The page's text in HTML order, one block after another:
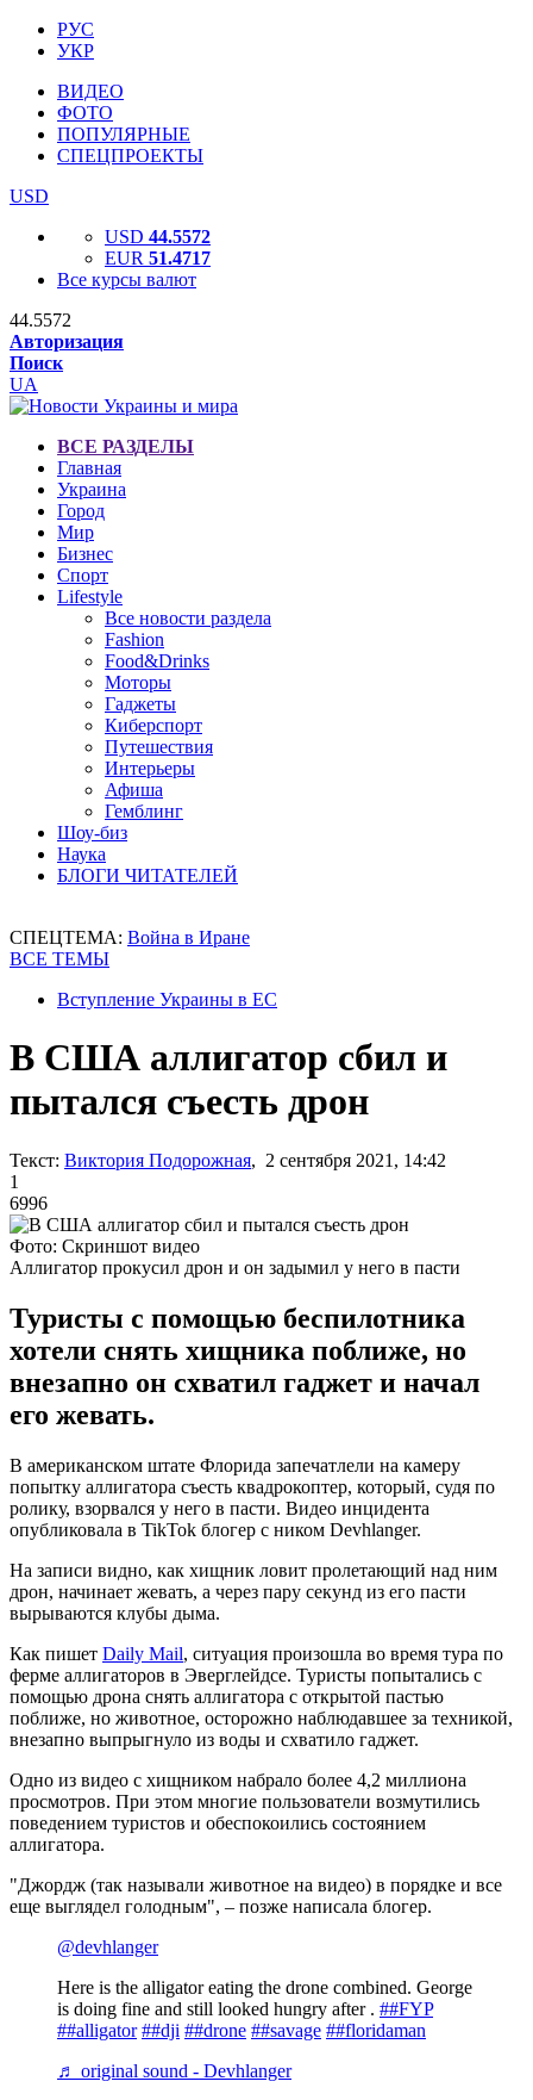
РУС
УКР
ВИДЕО
ФОТО
ПОПУЛЯРНЫЕ
СПЕЦПРОЕКТЫ
USD
USD 44.5572
EUR 51.4717
Все курсы валют
44.5572
Авторизация
Поиск
UA
ВСЕ РАЗДЕЛЫ
Главная
Украина
Город
Мир
Бизнес
Спорт
Lifestyle
Все новости раздела
Fashion
Food&Drinks
Моторы
Гаджеты
Киберспорт
Путешествия
Интерьеры
Афиша
Гемблинг
Шоу-биз
Наука
БЛОГИ ЧИТАТЕЛЕЙ
СПЕЦТЕМА: Война в Иране
ВСЕ ТЕМЫ
Вступление Украины в ЕС
В США аллигатор сбил и
пытался съесть дрон
Текст: Виктория Подорожная, 2 сентября 2021, 14:42
1
6996
Фото: Скриншот видео
Аллигатор прокусил дрон и он задымил у него в пасти
Туристы с помощью беспилотника
хотели снять хищника поближе, но
внезапно он схватил гаджет и начал
его жевать.
В американском штате Флорида запечатлели на камеру
попытку аллигатора съесть квадрокоптер, который, судя по
ролику, взорвался у него в пасти. Видео инцидента
опубликовала в TikTok блогер с ником Devhlanger.
На записи видно, как хищник ловит пролетающий над ним
дрон, начинает жевать, а через пару секунд из его пасти
вырываются клубы дыма.
Как пишет Daily Mail, ситуация произошла во время тура по
ферме аллигаторов в Эверглейдсе. Туристы попытались с
помощью дрона снять аллигатора с открытой пастью
поближе, но животное, осторожно наблюдавшее за техникой,
внезапно выпрыгнуло из воды и схватило гаджет.
Одно из видео с хищником набрало более 4,2 миллиона
просмотров. При этом многие пользователи возмутились
поведением туристов и обеспокоились состоянием
аллигатора.
"Джордж (так называли животное на видео) в порядке и все
еще выглядел голодным", – позже написала блогер.
@devhlanger
Here is the alligator eating the drone combined. George
is doing fine and still looked hungry after . ##FYP
##alligator ##dji ##drone ##savage ##floridaman
♬ original sound - Devhlanger